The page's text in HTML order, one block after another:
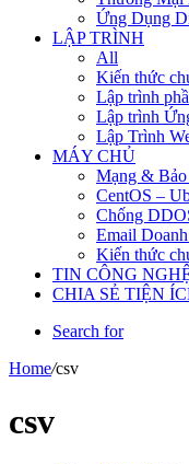
Ứng Dụng
LẬP TRÌNH
All
Kiến thức
Lập trình
Lập trình
Lập Trình
MÁY CHỦ
Mạng &
CentOS –
Chống
Email
Kiến thức
TIN CÔNG
CHIA SẺ TIỆN
Search for
Home/csv
csv